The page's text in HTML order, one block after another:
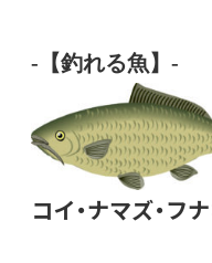
-【釣れる魚】-
コイ・ナマズ・フナ